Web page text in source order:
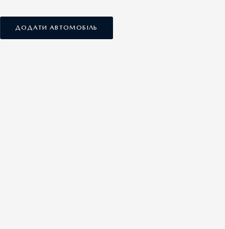
ДОДАТИ АВТОМОБІЛЬ